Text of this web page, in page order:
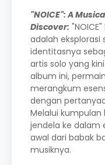
"NOICE": A
Discover:
adalah eksplorasi
identitasnya
artis solo yang
album ini,
merangkum
dengan
Melalui kumpulan
jendela ke dalam
awal dari babak
musiknya.